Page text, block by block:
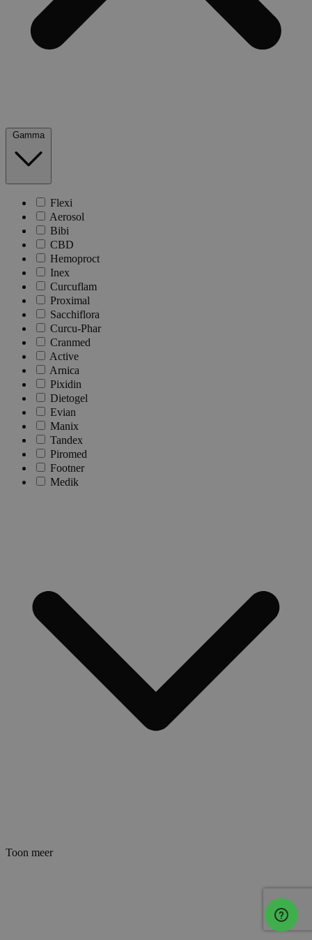
Gamma
Flexi
Aerosol
Bibi
CBD
Hemoproct
Inex
Curcuflam
Proximal
Sacchiflora
Curcu-Phar
Cranmed
Active
Arnica
Pixidin
Dietogel
Evian
Manix
Tandex
Piromed
Footner
Medik
Toon meer